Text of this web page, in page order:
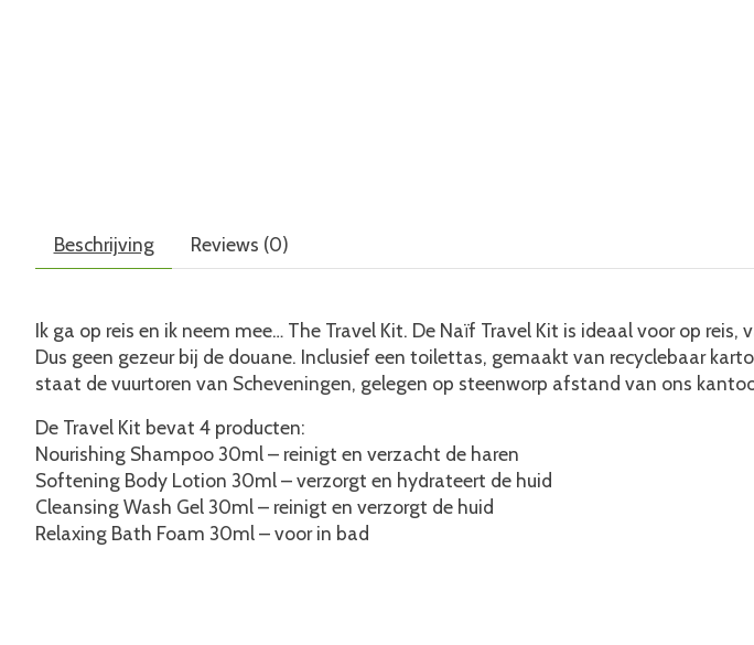
Beschrijving Reviews (0)
Ik ga op reis en ik neem mee… The Travel Kit. De Naïf Travel Kit is ideaal voor op
Dus geen gezeur bij de douane. Inclusief een toilettas, gemaakt van recyclebaar
staat de vuurtoren van Scheveningen, gelegen op steenworp afstand van ons
De Travel Kit bevat 4 producten:
Nourishing Shampoo 30ml – reinigt en verzacht de haren
Softening Body Lotion 30ml – verzorgt en hydrateert de huid
Cleansing Wash Gel 30ml – reinigt en verzorgt de huid
Relaxing Bath Foam 30ml – voor in bad